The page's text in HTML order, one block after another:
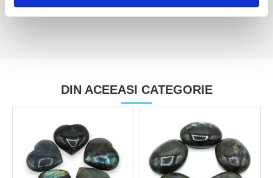
DIN ACEEASI CATEGORIE